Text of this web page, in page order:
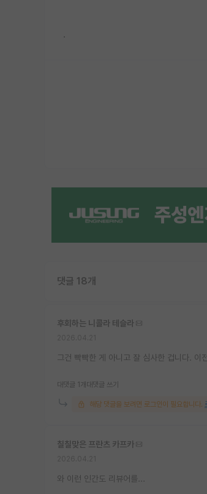
.
댓글 18개
후회하는 니콜라 테슬라
그건 빡빡한 게 아니고 잘 심사한 겁니다. 이
대댓글 1개 대댓글 쓰기
해당 댓글을 보려면 로그인이 필요합니다.
칠칠맞은 프란츠 카프카
와 이런 인간도 리뷰어를...